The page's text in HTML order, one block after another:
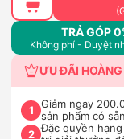
TRẢ GÓP
Không phí - Duyệt
ƯU ĐÃI
1
Giảm ngay
sản phẩm có
2 Đặc quyền